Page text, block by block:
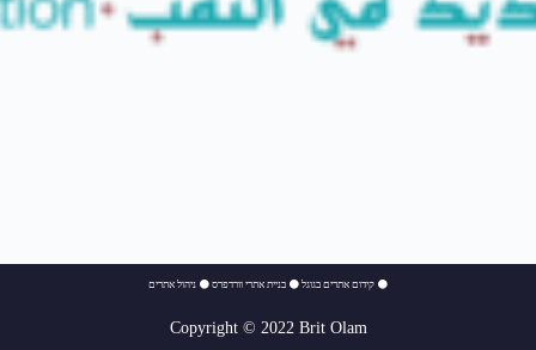
⚫ קידום אתרים בגוגל ⚫ בניית אתרי וורדפרס ⚫ ניהול אתרים
Copyright © 2022 Brit Olam